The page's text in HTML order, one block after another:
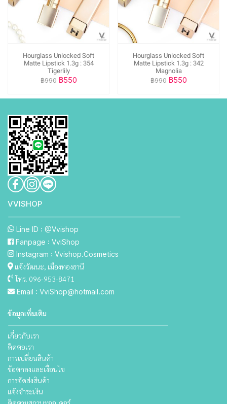
Hourglass Unlocked Soft
Matte Lipstick 1.3g : 354
Tigerlily
฿990 ฿550
Hourglass Unlocked Soft
Matte Lipstick 1.3g : 342
Magnolia
฿990 ฿550
VVISHO P
Line ID : @Vvishop
Fanpage : VviShop
Instagram : Vvishop.Cosmetics
แจ้งวัฒนะ, เมืองทองธานี
โทร. 096-953-8471
Email : VviShop@hotmail.com
ข้อมูลเพิ่มเติม
เกี่ยวกับเรา
ติดต่อเรา
การเปลี่ยนสินค้า
ข้อตกลงและเงื่อนไข
การจัดส่งสินค้า
แจ้งชำระเงิน